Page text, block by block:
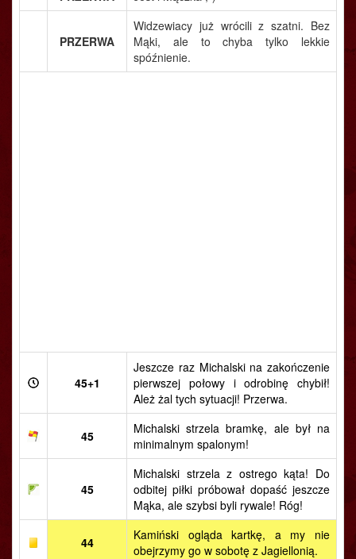
PRZERWA
Widzewiacy już wrócili z szatni. Bez
Mąki, ale to chyba tylko lekkie
spóźnienie.
45+1
Jeszcze raz Michalski na zakończenie
pierwszej połowy i odrobinę chybił!
Ależ żal tych sytuacji! Przerwa.
45
Michalski strzela bramkę, ale był na
minimalnym spalonym!
45
Michalski strzela z ostrego kąta! Do
odbitej piłki próbował dopaść jeszcze
Mąka, ale szybsi byli rywale! Róg!
44
Kamiński ogląda kartkę, a my nie
obejrzymy go w sobotę z Jagiellonią.